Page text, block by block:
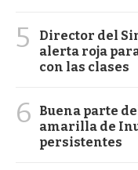
5
Director del
alerta roja
con las clases
6
Buena parte
amarilla de
persistentes